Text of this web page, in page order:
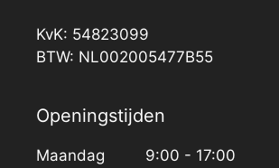
KvK: 54823099
BTW: NL002005477B55
Openingstijden
Maandag
9:00 - 17:00